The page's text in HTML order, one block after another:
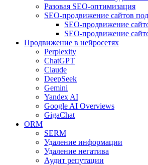
Разовая SEO-оптимизация
SEO-продвижение сайтов
SEO-продвижение
SEO-продвижение
Продвижение в нейросетях
Perplexity
ChatGPT
Claude
DeepSeek
Gemini
Yandex AI
Google AI Overviews
GigaChat
ORM
SERM
Удаление информации
Удаление негатива
Аудит репутации